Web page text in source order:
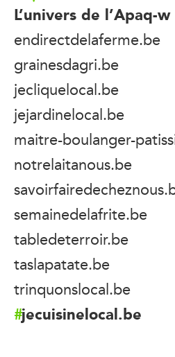
L’univers de l’Apaq-w
endirectdelaferme.be
grainesdagri.be
jecliquelocal.be
jejardinelocal.be
maitre-boulanger-
notrelaitanous.be
semainedelafrite.be
tabledeterroir.be
taslapatate.be
trinquonslocal.be
jecuisinelocal.be